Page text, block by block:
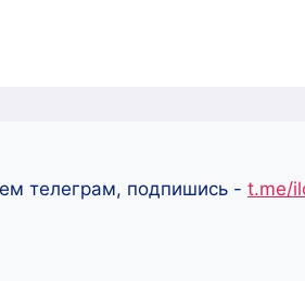
телеграм, подпишись - t.me/